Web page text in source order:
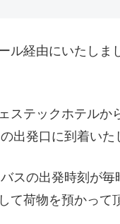
ル経由にいたしま
ステックホテルか
出発口に到着いた
スの出発時刻が
荷物を預かって